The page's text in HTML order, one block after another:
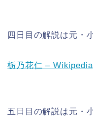
四日目の解説は元・
栃乃花仁 – Wikipedia
五日目の解説は元・